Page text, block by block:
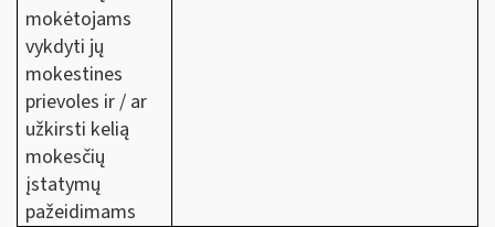
mokėtojams
vykdyti jų
mokestines
prievoles ir / ar
užkirsti kelią
mokesčių
įstatymų
pažeidimams